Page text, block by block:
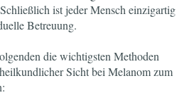
ist jeder Mensch einzigartig
Betreuung.
die wichtigsten Methoden
Sicht bei Melanom zum